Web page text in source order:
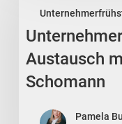
Upahl
–
Austausch
mit
Tino
Austausch
Schomann
Pamela